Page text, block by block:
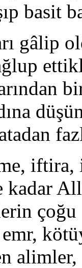
basit
gâlip
kadar